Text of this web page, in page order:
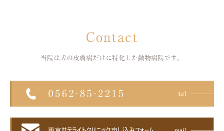
Contact
当院は犬の皮膚病だけに特化した 動物病院です。